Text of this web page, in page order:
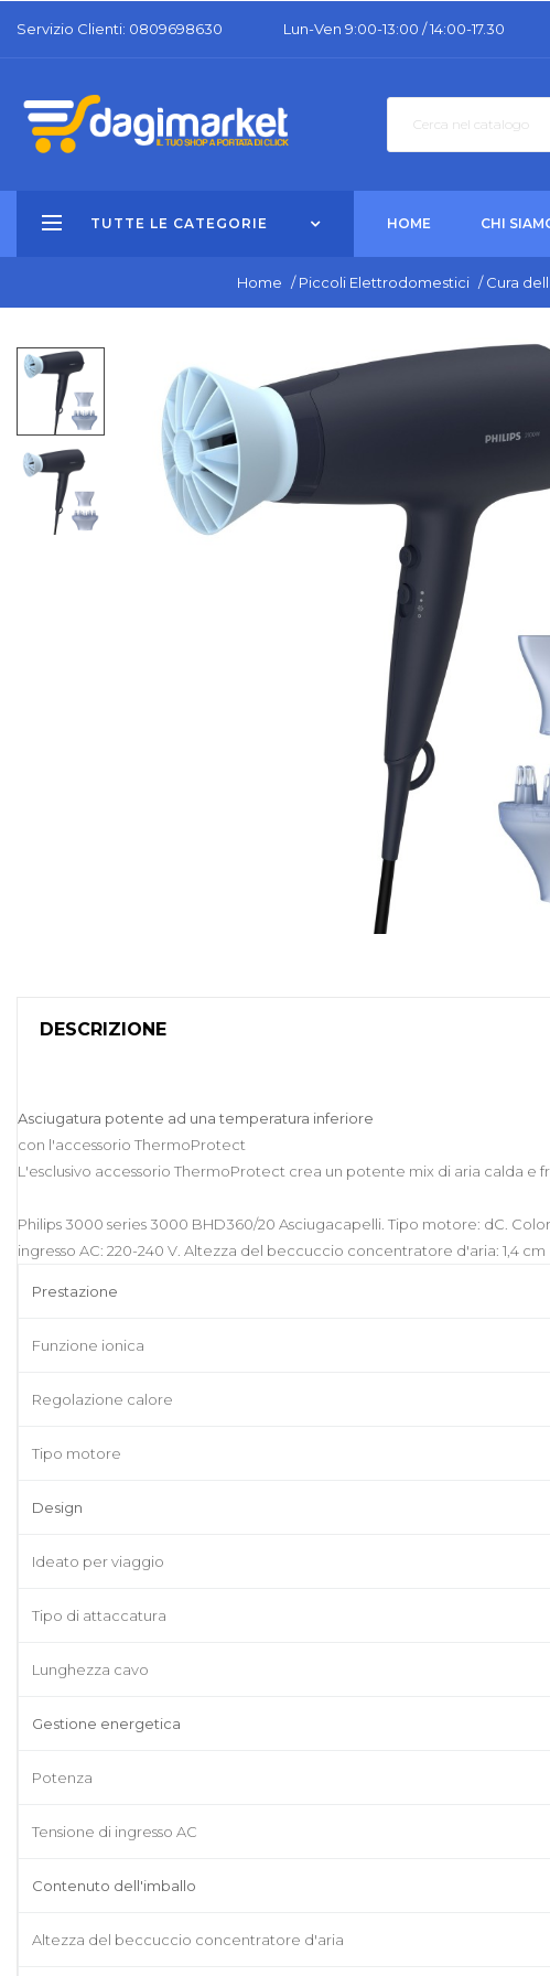
Servizio Clienti: 0809698630 Lun-Ven 9:00-13:00 / 14:00-17.30
TUTTE LE CATEGORIE HOME CHI
Home / Piccoli Elettrodomestici / Cura
DESCRIZIONE
Asciugatura potente ad una temperatura inferiore
con l'accessorio ThermoProtect
L'esclusivo accessorio ThermoProtect crea un potente mix di aria calda e
Philips 3000 series 3000 BHD360/20 Asciugacapelli. Tipo motore: dC.
ingresso AC: 220-240 V. Altezza del beccuccio concentratore d'aria: 1,4 cm
Prestazione
Funzione ionica
Regolazione calore
Tipo motore
Design
Ideato per viaggio
Tipo di attaccatura
Lunghezza cavo
Gestione energetica
Potenza
Tensione di ingresso AC
Contenuto dell'imballo
Altezza del beccuccio concentratore d'aria